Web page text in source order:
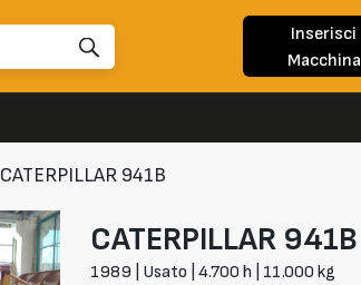
Inserisci
Macchina
CATERPILLAR 941B
CATERPILLAR941B
1989 | Usato | 4.700 h | 11.000 kg